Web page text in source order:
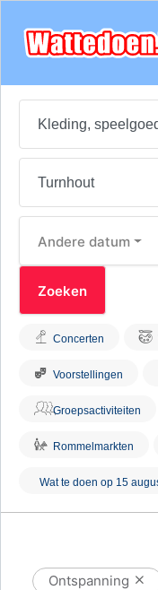
Andere datum
Concerten
Voorstellingen
Groepsactiviteiten
Rommelmarkten
Wat te doen op 15
Ontspanning